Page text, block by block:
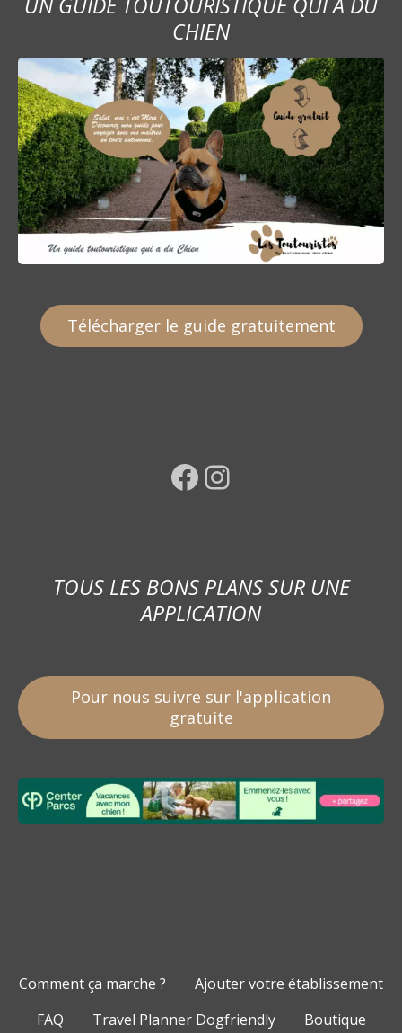
CHIEN
Télécharger le guide gratuitement
Facebook Instagram
TOUS LES BONS PLANS SUR UNE
APPLICATION
Pour nous suivre sur l'application
gratuite
Comment ça marche ?
Ajouter votre établissement
FAQ
Travel Planner Dogfriendly Boutique